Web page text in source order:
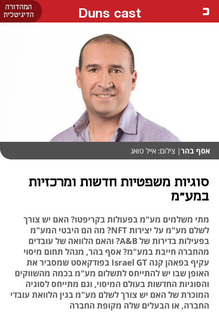
המהדורה
הדיגיטלית
Duns cast
אסף בהר| צילום: אייל טואג
סוגיות משפטיות חדשות ומרכזיות
במע"מ
מתי משלמים מע"מ בפעולות בקריפטו? האם יש צורך
לשלם מע"מ על יצירות NFT? מה הם היבטי המע"מ
בפעילות בדירות של A&B? והאם הלוואה של עובדים
מהחברה חייבת במע"מ? אסף בהר, מנהל תחום מיסוי
עקיף בפאהן קנה Israel GT בפודקאסט שמסביר את
האופן שבו יש להתייחס לתשלום מע"מ בכמה מהשווקים
והסוגיות החדשות בעולם המיסוי, וגם מתייחס לסוגיה
המוכרת של האם יש צורך לשלם מע"מ בגין הלוואת עובדי
החברה, או הבעלים שלה מקופת החברה